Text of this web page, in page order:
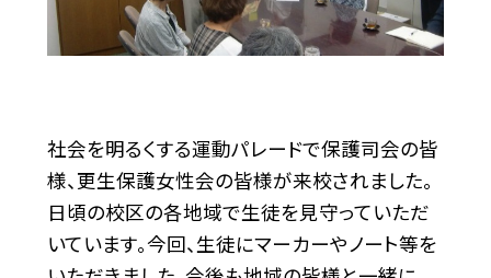
社会を明るくする運動パレードで保護司会の皆
様、更生保護女性会の皆様が来校されました。
日頃の校区の各地域で生徒を見守っていただ
いています。今回、生徒にマーカーやノート等を